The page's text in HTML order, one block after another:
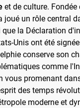
et de culture. Fondée
joué un rôle central
que la Déclaration
Unis ont été
conserve son
comme
vous promenant
des temps
moderne et